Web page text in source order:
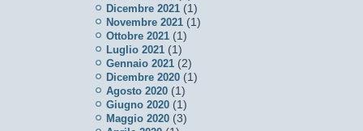
Dicembre 2021 (1)
Novembre 2021 (1)
Ottobre 2021 (1)
Luglio 2021 (1)
Gennaio 2021 (2)
Dicembre 2020 (1)
Agosto 2020 (1)
Giugno 2020 (1)
Maggio 2020 (3)